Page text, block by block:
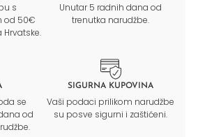
s
od 50€
Unutar 5 radnih dana od
trenutka narudžbe.
se
od
SIGURNA KUPOVINA
Vaši podaci prilikom narudžbe
su posve sigurni i zaštićeni.